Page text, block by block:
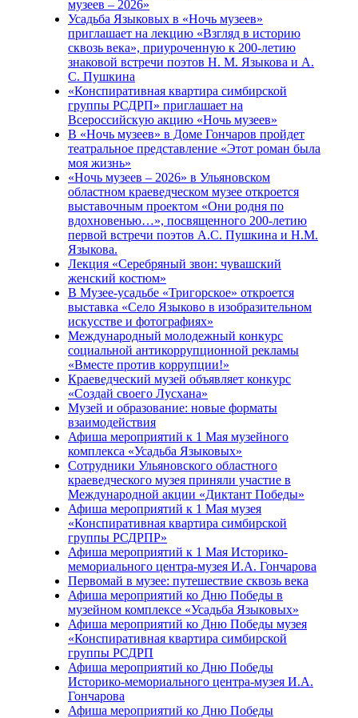
музеев – 2026»
Усадьба Языковых в «Ночь музеев»
приглашает на лекцию «Взгляд в историю
сквозь века», приуроченную к 200-летию
знаковой встречи поэтов Н. М. Языкова и А.
С. Пушкина
«Конспиративная квартира симбирской
группы РСДРП» приглашает на
Всероссийскую акцию «Ночь музеев»
В «Ночь музеев» в Доме Гончаров пройдет
театральное представление «Этот роман была
моя жизнь»
«Ночь музеев – 2026» в Ульяновском
областном краеведческом музее откроется
выставочным проектом «Они родня по
вдохновенью…», посвященного 200-летию
первой встречи поэтов А.С. Пушкина и Н.М.
Языкова.
Лекция «Серебряный звон: чувашский
женский костюм»
В Музее-усадьбе «Тригорское» откроется
выставка «Село Языково в изобразительном
искусстве и фотографиях»
Международный молодежный конкурс
социальной антикоррупционной рекламы
«Вместе против коррупции!»
Краеведческий музей объявляет конкурс
«Создай своего Лусхана»
Музей и образование: новые форматы
взаимодействия
Афиша мероприятий к 1 Мая музейного
комплекса «Усадьба Языковых»
Сотрудники Ульяновского областного
краеведческого музея приняли участие в
Международной акции «Диктант Победы»
Афиша мероприятий к 1 Мая музея
«Конспиративная квартира симбирской
группы РСДРПР»
Афиша мероприятий к 1 Мая Историко-
мемориального центра-музея И.А. Гончарова
Первомай в музее: путешествие сквозь века
Афиша мероприятий ко Дню Победы в
музейном комплексе «Усадьба Языковых»
Афиша мероприятий ко Дню Победы музея
«Конспиративная квартира симбирской
группы РСДРП
Афиша мероприятий ко Дню Победы
Историко-мемориального центра-музея И.А.
Гончарова
Афиша мероприятий ко Дню Победы